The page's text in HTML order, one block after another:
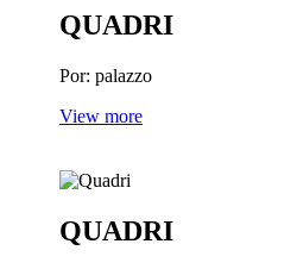
QUADRI
Por: palazzo
View more
QUADRI